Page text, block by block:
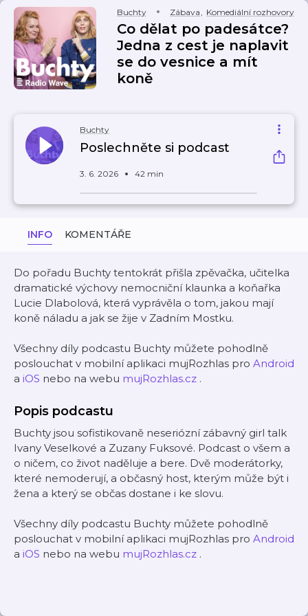
Buchty Zábava, Komediální rozhovory
Co dělat po padesátce?
Jedna z cest je naplavit
se do vesnice a mít
koně
Buchty
Poslechněte si podcast
3. 6. 2026 42 min
INFO KOMENTÁŘE
Do pořadu Buchty tentokrát přišla zpěvačka, učitelka
dramatické výchovy nemocniční klaunka a koňařka
Lucie Dlabolová, která vyprávěla o tom, jakou mají
koně náladu a jak se žije v Zadním Mostku.
Všechny díly podcastu Buchty můžete pohodlně
poslouchat v mobilní aplikaci mujRozhlas pro Android
a iOS nebo na webu mujRozhlas.cz .
Popis podcastu
Buchty jsou sofistikovaně neseriózní zábavný girl talk
Ivany Veselkové a Zuzany Fuksové. Podcast o všem a
o ničem, co život naděluje a bere. Dvě moderátorky,
které nemoderují, a občasný host, kterým může být i
žena a který se občas dostane i ke slovu.
Všechny díly podcastu Buchty můžete pohodlně
poslouchat v mobilní aplikaci mujRozhlas pro Android
a iOS nebo na webu mujRozhlas.cz .